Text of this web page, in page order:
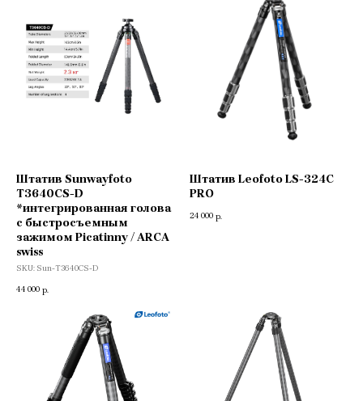
Штатив Sunwayfoto
T3640CS-D
*интегрированная голова
с быстросъемным
зажимом Picatinny / ARCA
swiss
SKU: Sun-T3640CS-D
44 000 р.
Штатив Leofoto LS-324C
PRO
24 000 р.